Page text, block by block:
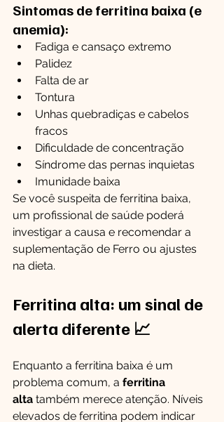
Sintomas de ferritina baixa (e
anemia):
Fadiga e cansaço extremo
Palidez
Falta de ar
Tontura
Unhas quebradiças e cabelos
fracos
Dificuldade de concentração
Síndrome das pernas inquietas
Imunidade baixa
Se você suspeita de ferritina baixa,
um profissional de saúde poderá
investigar a causa e recomendar a
suplementação de Ferro ou ajustes
na dieta.
Ferritina alta: um sinal de
alerta diferente 📈
Enquanto a ferritina baixa é um
problema comum, a ferritina
alta também merece atenção. Níveis
elevados de ferritina podem indicar